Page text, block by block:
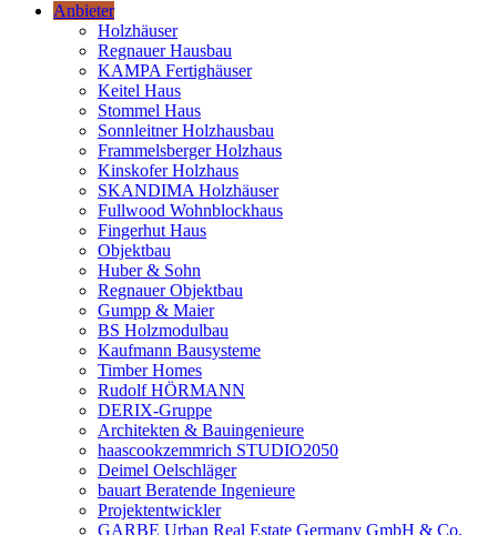
Anbieter
Holzhäuser
Regnauer Hausbau
KAMPA Fertighäuser
Keitel Haus
Stommel Haus
Sonnleitner Holzhausbau
Frammelsberger Holzhaus
Kinskofer Holzhaus
SKANDIMA Holzhäuser
Fullwood Wohnblockhaus
Fingerhut Haus
Objektbau
Huber & Sohn
Regnauer Objektbau
Gumpp & Maier
BS Holzmodulbau
Kaufmann Bausysteme
Timber Homes
Rudolf HÖRMANN
DERIX-Gruppe
Architekten & Bauingenieure
haascookzemmrich STUDIO2050
Deimel Oelschläger
bauart Beratende Ingenieure
Projektentwickler
GARBE Urban Real Estate Germany GmbH & Co.